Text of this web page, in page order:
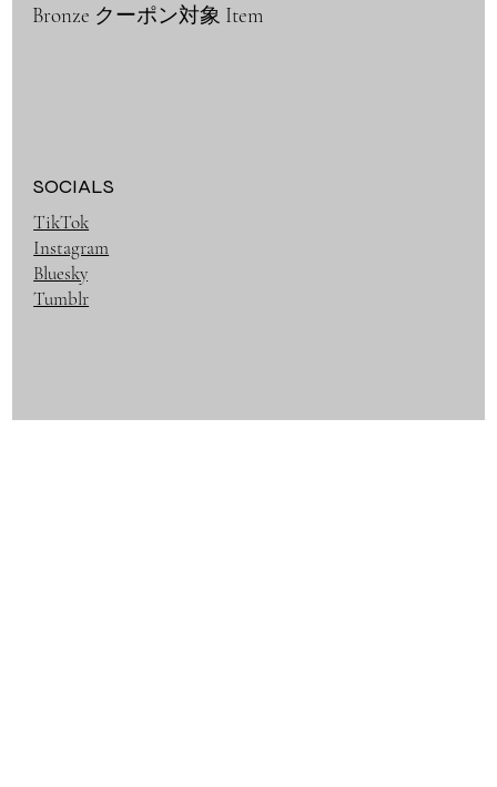
Bronze クーポン対象 Item
SOCIALS
TikTok
Instagram
Bluesky
Tumblr